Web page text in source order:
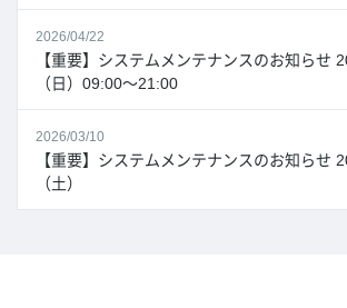
2026/04/22
【重要】システムメンテナンスのお知らせ
（日）09:00～21:00
2026/03/10
【重要】システムメンテナンスのお知らせ
（土）